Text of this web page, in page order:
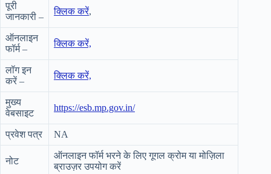
पूरी
जानकारी –
क्लिक करें,
ऑनलाइन
फॉर्म –
क्लिक करें,
लॉग इन
करें –
क्लिक करें,
मुख्य
वेबसाइट
https://esb.mp.gov.in/
प्रवेश पत्र NA
नोट
ऑनलाइन फॉर्म भरने के लिए गूगल क्रोम या मोज़िला
ब्राउज़र उपयोग करें